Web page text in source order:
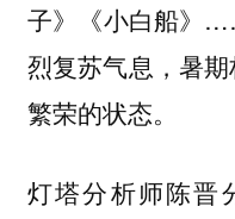
子》《小白船》
烈复苏气息，暑
繁荣的状态。
灯塔分析师陈晋